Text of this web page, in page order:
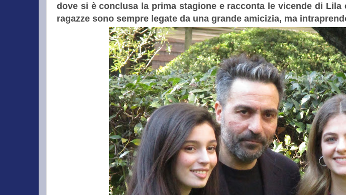
dove si è conclusa la prima stagione e racconta le vicende di Lila
ragazze sono sempre legate da una grande amicizia, ma